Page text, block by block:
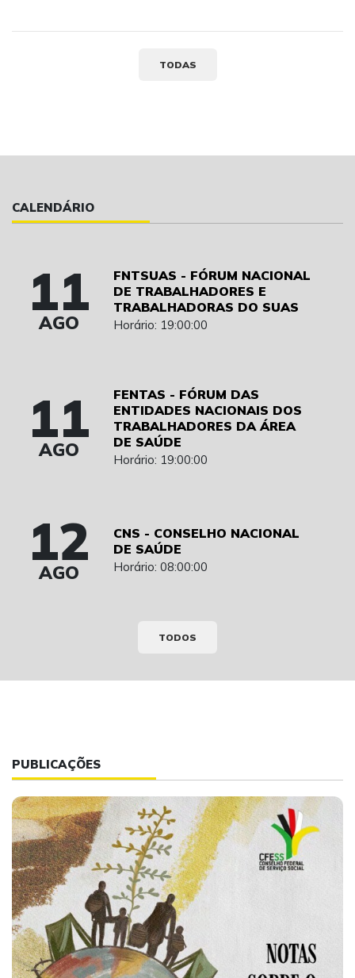
TODAS
CALENDÁRIO
11
AGO
FNTSUAS - FÓRUM NACIONAL
DE TRABALHADORES E
TRABALHADORAS DO SUAS
Horário: 19:00:00
11
AGO
FENTAS - FÓRUM DAS
ENTIDADES NACIONAIS DOS
TRABALHADORES DA ÁREA
DE SAÚDE
Horário: 19:00:00
12
AGO
CNS - CONSELHO NACIONAL
DE SAÚDE
Horário: 08:00:00
TODOS
PUBLICAÇÕES